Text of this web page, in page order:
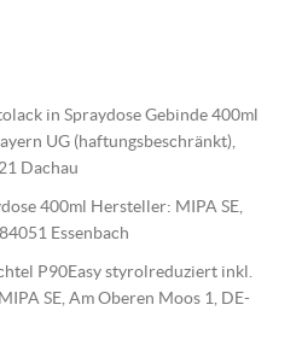
in Spraydose Gebinde 400ml
UG (haftungsbeschränkt),
Dachau
400ml Hersteller: MIPA SE,
Essenbach
P90Easy styrolreduziert inkl.
SE, Am Oberen Moos 1, DE-